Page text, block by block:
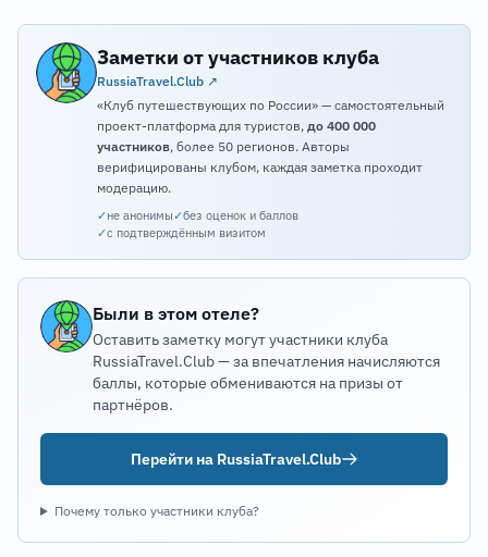
Заметки от участников клуба
RussiaTravel.Club ↗
«Клуб путешествующих по России» — самостоятельный
проект-платформа для туристов, до 400 000
участников, более 50 регионов. Авторы
верифицированы клубом, каждая заметка проходит
модерацию.
✓не анонимы✓без оценок и баллов
✓с подтверждённым визитом
Были в этом отеле?
Оставить заметку могут участники клуба
RussiaTravel.Club — за впечатления начисляются
баллы, которые обмениваются на призы от
партнёров.
Перейти на RussiaTravel.Club
Почему только участники клуба?